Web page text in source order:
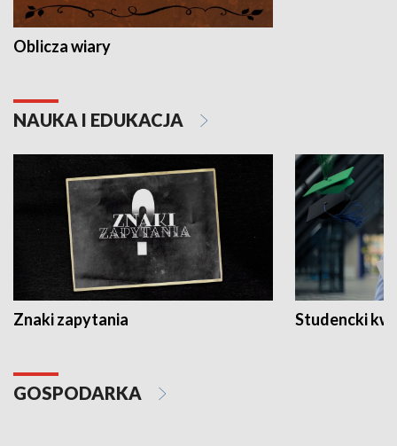
Oblicza wiary
NAUKA I EDUKACJA
Znaki zapytania Studencki
GOSPODARKA